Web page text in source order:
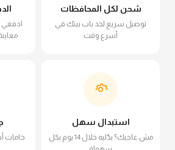
شحن لكل المحافظات
توصيل سريع لحد باب بيتك في
أسرع وقت
ادفعي
استبدال سهل
مش عاجبك؟ بدّليه خلال 14 يوم بكل
خامات